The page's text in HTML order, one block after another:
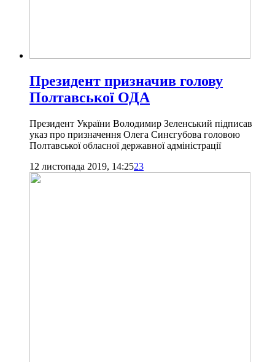
Президент призначив голову
Полтавської ОДА
Президент України Володимир Зеленський підписав
указ про призначення Олега Синєгубова головою
Полтавської обласної державної адміністрації
12 листопада 2019, 14:2523